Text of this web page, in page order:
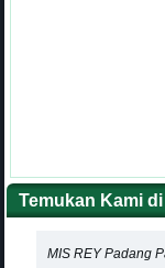
Temukan Kami
MIS REY Padang